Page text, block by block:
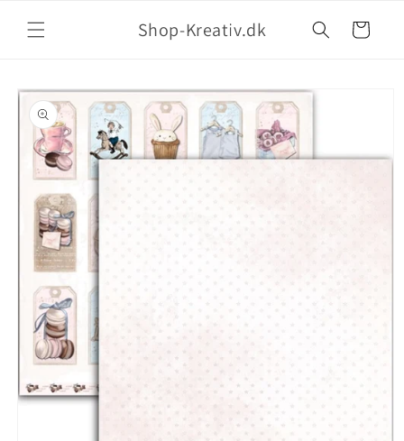
Shop-Kreativ.dk Indkøbskurv